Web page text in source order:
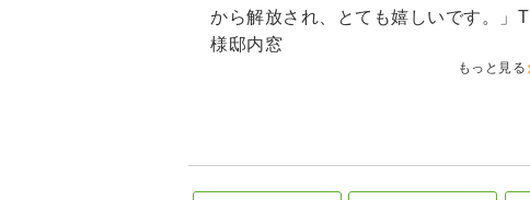
から解放され、とても嬉しいです。」T
様邸内窓
もっと見る